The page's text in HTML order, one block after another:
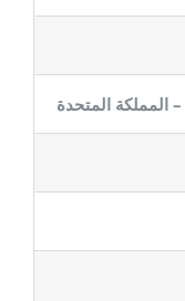
المملكة المتحدة